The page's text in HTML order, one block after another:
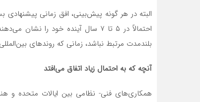
البته در هر گونه پیش‌بینی، افق زمانی
احتمالاً در ۵ تا ۷ سال آینده خود
بلندمدت مرتبط نباشد، زمانی که روندهای
آنچه که به احتمال زیاد اتفاق می‌افتد
همکاری‌های فنی- نظامی بین ایالات متحده و